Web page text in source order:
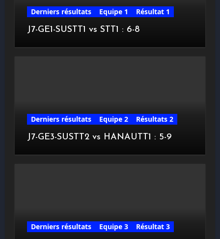
Derniers résultats Equipe 1
Résultat 1
J7-GE1-SUSTT1 vs STT1 : 6-8
Derniers résultats Equipe 2
Résultats 2
J7-GE3-SUSTT2 vs HANAUTT1 : 5-9
Derniers résultats Equipe 3
Résultat 3